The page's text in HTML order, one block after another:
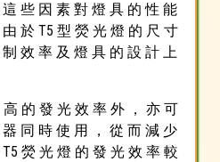
些 因 素 對 燈 具 的 性 能
於 T5 型 熒 光 燈 的 尺 寸
效 率 及 燈 具 的 設 計 上
的 發 光 效 率 外 ， 亦 可
同 時 使 用 ， 從 而 減 少
熒 光 燈 的 發 光 效 率 較